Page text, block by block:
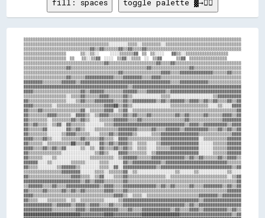
fill: spaces toggle palette ▓→✊🏽
▒▒▒▒▒▒▒▒▒▒▒▒▒▒▒▒▒▒▒▒▒▒▒▒▒▒▒▒▒▒▒▒▒▒▒▒▒▒▒▒▒▒▒▒▒▒▒▒▒▒▒▒▒▒▒▒▒▒▒▒▒▒▒▒▒▒▒▒▒▒▒▒▒▒▒▒▒▒▒▒▒▒▒▒▒▒▒▒▒▒▒▒
▒▒▒▒▒▒▒▒▒▒▒▒▒▒▒▒▒▒▒▒▒▒▒▒▒▒▒▒▒▒▒▒▒▒▒▒░░░░░░░░▒▒▒▒░░▒▒▒▒▒▒▒▒░░▒▒▒▒▒▒▒▒▒▒▒▒▒▒▒▒▒▒▒▒▒▒▒▒▒▒▒▒▒▒▒▒
▒▒▒▒▒▒▒▒▒▒▒▒▒▒▒▒▒▒▒▒▒▒▒▒▒▒▒▒▓▓▒▒▓▓▒▒▒▒▒▒▓▓▒▒▓▓▒▒▒▒▓▓▒▒▒▒▒▒▒▒▒▒▒▒▒▒▒▒▒▒▒▒▒▒▒▒▒▒▒▒▒▒▒▒▒▒▒▒▒▒▒▒
▒▒▒▒▒▒▒▒▒▒▒▒▒▒▒▒▒▒        ▒▒░░▒▒░░      ░░░░▒▒▒▒▒▒▓▓  ▒▒  ▒▒░░░░    ▓▓▒▒░░▒▒▒▒▒▒▒▒▒▒▒▒▒▒▒▒▒▒
▒▒▒▒▒▒▒▒▒▒▒▒▒▒▒▒▒▒  ▒▒    ▒▒░░▒▒▓▓  ░░░░  ▒▒▓▓░░▒▒▒▒  ░░  ▒▒▓▓        ▒▒▓▓  ▒▒▒▒▒▒▒▒▒▒▒▒▒▒▒▒
▒▒▒▒▒▒▒▒▒▒▒▒▒▒▒▒▒▒▒▒▒▒▒▒▒▒▒▒▒▒▒▒▒▒▓▓▒▒▒▒▒▒▒▒▒▒▒▒▒▒▒▒▒▒▒▒▓▓▒▒▒▒▓▓▒▒▒▒▒▒▒▒▒▒▒▒▒▒▒▒▒▒▒▒▒▒▒▒▒▒▒▒
▒▒▒▒▒▒▒▒▒▒▒▒▒▒▒▒▒▒▓▓▒▒▒▒▒▒▒▒▒▒▒▒▒▒▒▒▒▒▒▒▒▒▒▒▒▒▒▒▒▒▒▒▓▓▒▒▒▒▒▒▒▒▒▒▒▒▒▒▒▒▓▓▒▒▒▒▒▒▒▒▒▒▒▒▒▒▒▒▒▒▒▒
▒▒▒▒▒▒▒▒▒▒▒▒▒▒▒▒▒▒▒▒▒▒▒▒▒▒▒▒▒▒▒▒▒▒▒▒▒▒▒▒▓▓▒▒▒▒▒▒▒▒▒▒▒▒▒▒▒▒▓▓▓▓▒▒▒▒▓▓▓▓▓▓▓▓▓▓▓▓▓▓▒▒▒▒▒▒▓▓▒▒▒▒
▒▒▒▒▒▒▒▒▒▒▒▒▒▒▒▒▒▒▓▓▒▒▒▒▒▒▓▓▓▓▓▓▓▓▓▓▓▓▒▒▒▒▓▓▓▓▓▓▓▓▒▒▒▒▓▓▓▓▒▒▒▒▒▒▒▒▒▒▒▒▒▒▒▒▒▒▒▒▒▒▒▒▒▒▒▒▒▒▒▒▒▒
▓▓▓▓▓▓▓▓▒▒▒▒▒▒▒▒▓▓▓▓▓▓▒▒▓▓▓▓▓▓▓▓▓▓▓▓▓▓▓▓▓▓▓▓▓▓▓▓▓▓▓▓▓▓▓▓▓▓▓▓▓▓▒▒▒▒▓▓▓▓▓▓▓▓▓▓▓▓▒▒▒▒▒▒▒▒▒▒▒▒▒▒
▓▓▓▓▓▓▓▓▓▓▓▓▓▓▓▓▓▓▓▓▓▓▓▓▓▓▓▓▓▓▓▓▓▓▓▓▓▓▓▓▓▓▓▓▒▒▓▓▓▓▓▓▓▓▓▓▓▓▓▓▓▓▓▓▓▓▓▓▓▓▓▓▓▓▓▓▓▓▓▓▓▓▓▓▓▓▓▓▓▓▓▓
▓▓▓▓▒▒▒▒▒▒▒▒▒▒▒▒▒▒▒▒▒▒▒▒▓▓▒▒▓▓▓▓▓▓▒▒▒▒▒▒▒▒▓▓▓▓▓▓▒▒▒▒▓▓▓▓▓▓▓▓▒▒▓▓▓▓▓▓▓▓▓▓▓▓▓▓▓▓▓▓▓▓▓▓▓▓▓▓▓▓▓▓
▒▒▒▒▒▒▒▒▒▒▒▒▒▒▒▒▒▒░░▒▒▒▒▓▓▒▒▒▒▒▒▓▓▓▓▒▒▒▒▒▒▓▓▒▒░░░░░░░░░░░░▒▒▒▒░░░░░░░░░░░░░░░░░░▒▒▓▓▓▓▓▓▓▓▓▓
▓▓▒▒▒▒▒▒▒▒▒▒▒▒▒▒▒▒░░░░▒▒▓▓▒▒▒▒▓▓▓▓▓▓▓▓▒▒▒▒▓▓▒▒▓▓▓▓▓▓▓▓▓▓▒▒▓▓▒▒▓▓▓▓▓▓▒▒▓▓▓▓▒▒▓▓▒▒▓▓▒▒▒▒▓▓▒▒▓▓
▓▓▓▓▒▒▒▒▒▒▒▒░░▒▒▒▒▒▒▒▒▒▒▒▒▒▒▒▒▒▒▒▒▓▓▓▓██▒▒▓▓▒▒░░░░░░░░░░░░░░░░▒▒▒▒▒▒▒▒▒▒▒▒▒▒▒▒░░░░▒▒░░░░▓▓▓▓
▓▓▒▒▒▒▓▓▒▒▒▒▒▒▒▒▒▒▒▒▒▒▒▒▓▓░░▒▒▒▒▒▒▓▓▓▓░░▒▒▓▓░░▒▒▒▒▒▒▒▒▒▒▒▒▒▒▒▒▒▒▒▒▒▒▒▒▒▒▒▒▒▒▒▒▒▒▒▒▒▒▒▒▒▒▒▒▓▓
▓▓▒▒▒▒▒▒▒▒▓▓▓▓▒▒▒▒▒▒░░▓▓▓▓▒▒░░▒▒▓▓▓▓▒▒▒▒▒▒▓▓▒▒▓▓▒▒▒▒▓▓▒▒▒▒▒▒▒▒▒▒▓▓▒▒▓▓▒▒▒▒▒▒▓▓▒▒▒▒▒▒▓▓▓▓▒▒▓▓
▓▓▒▒▒▒▒▒▒▒░░▒▒▒▒▒▒▒▒▓▓▒▒▓▓▒▒░░░░▒▒▒▒▒▒▓▓▓▓▓▓▒▒▒▒▓▓▒▒▒▒▒▒▒▒▒▒▒▒▒▒▒▒▒▒▓▓▒▒▒▒▒▒▒▒▒▒▒▒▒▒▓▓▓▓▓▓▓▓
▓▓▒▒▓▓▒▒▒▒░░▒▒▓▓░░▓▓▒▒▒▒▒▒░░░░░░░░▒▒▒▒▓▓▓▓▓▓▓▓▓▓▓▓▓▓▓▓▓▓▓▓▓▓▓▓▓▓▓▓▓▓▒▒▓▓▓▓▒▒▓▓▓▓▓▓▓▓▓▓▒▒▓▓▓▓
▓▓▒▒▒▒▒▒▓▓░░░░░░░░▓▓▒▒▓▓▒▒░░░░▒▒▒▒▒▒▒▒▒▒▓▓▓▓▓▓▓▓▒▒▒▒▒▒▓▓▒▒▒▒▓▓▓▓▓▓▒▒▓▓▓▓▓▓▓▓▓▓▒▒▒▒▓▓▒▒▓▓▒▒▓▓
▓▓▒▒▒▒▒▒▒▒░░░░░░▒▒▓▓▓▓▒▒▒▒▒▒░░░░▒▒▒▒▓▓▒▒▓▓▓▓▓▓▒▒░░░░░░▒▒▒▒▓▓▓▓▓▓▓▓▓▓▓▓▓▓▓▓▒▒▒▒▒▒▒▒▒▒▒▒▒▒▓▓▓▓
▓▓▓▓▒▒▒▒▓▓▒▒░░░░▒▒▒▒▒▒▒▒▓▓▒▒▒▒▒▒▓▓▒▒▒▒░░▓▓▓▓▒▒▒▒▒▒▒▒▒▒▒▒▒▒▓▓▓▓▓▓▓▓▓▓▓▓▓▓▓▓░░▒▒▒▒▒▒▒▒▒▒▓▓▓▓▓▓
▓▓▒▒▒▒▒▒░░▒▒▒▒▒▒▒▒▒▒██▒▒▒▒▓▓░░░░▓▓▒▒▓▓▒▒▓▓▓▓▒▒░░▒▒▒▒░░░░▒▒▓▓▓▓▓▓▓▓▓▓▓▓▓▓▓▓░░░░░░▒▒▒▒▒▒▓▓▓▓▓▓
▓▓▓▓▒▒▒▒▓▓▒▒▓▓▒▒▓▓░░░░░░▒▒░░▒▒░░▓▓▒▒▒▒▓▓▒▒▓▓▒▒░░▒▒▒▒░░░░▒▒▒▒▒▒▓▓▓▓▓▓▓▓▓▓▓▓░░░░░░▒▒▒▒▒▒▓▓▓▓▓▓
▓▓▒▒▒▒▒▒▒▒▒▒▒▒▒▒░░░░░░░░░░░░░░▒▒▓▓▒▒░░░░▓▓▓▓▒▒▒▒▒▒▒▒░░▒▒▓▓▓▓▓▓▓▓▓▓▓▓▓▓▓▓▓▓░░░░░░▒▒▒▒▒▒▓▓▓▓▓▓
▓▓▒▒▒▒▒▒░░░░▒▒░░░░░░░░░░░░░░▒▒▒▒▒▒▒▒▒▒░░▒▒▓▓▓▓▓▓▒▒▒▒▒▒▓▓▓▓▓▓▓▓▓▓▓▓▓▓▒▒▓▓▒▒▓▓▒▒▒▒▒▒▓▓▒▒▓▓▓▓▒▒
▓▓▓▓▓▓░░░░▒▒░░░░░░░░▒▒▒▒▒▒░░░░░░▒▒▒▒░░░░░░▓▓▒▒▓▓▓▓▓▓▓▓▓▓▓▓▒▒▓▓▓▓▓▓▓▓▓▓▓▓▓▓▓▓▓▓▓▓▓▓▓▓▓▓▒▒▒▒▒▒
▓▓▒▒▒▒░░░░░░░░▒▒▓▓▓▓▓▓▒▒░░░░░░░░▒▒▒▒░░▓▓░░▓▓▓▓▓▓▓▓▓▓▓▓▓▓▒▒▓▓▓▓▓▓▓▓▓▓▓▓▓▓▓▓▓▓▓▓▓▓▓▓▓▓▓▓▓▓▒▒▓▓
▒▒▒▒▒▒▒▒▒▒▒▒▒▒▒▒▓▓▓▓▓▓▓▓░░░░░░▒▒▒▒░░▒▒▒▒▒▒▓▓░░▒▒░░░░░░░░░░░░░░░░▒▒░░░░░░▒▒░░░░░░░░░░░░▒▒░░░░
▓▓▒▒▒▒▒▒▒▒▒▒▒▒▒▒▒▒▒▒▓▓▓▓▒▒▒▒░░▒▒▓▓░░░░▒▒▒▒▓▓▒▒▒▒▒▒▒▒▒▒▒▒▒▒▒▒░░▒▒▒▒▒▒▒▒▒▒▒▒▒▒▒▒▒▒▒▒▒▒▒▒░░▒▒▓▓
▓▓▓▓▓▓▓▓▓▓▓▓▓▓▓▓▓▓▓▓▓▓▓▓▒▒▓▓▒▒▓▓▓▓▒▒▒▒▒▒▒▒▓▓▒▒▒▒▒▒▒▒▒▒▒▒▒▒▒▒▒▒▒▒▒▒▒▒▒▒▒▒▒▒▒▒▒▒▒▒▒▒▒▒▒▒▒▒▒▒▓▓
▒▒▓▓▓▓▓▓▒▒▒▒▓▓▒▒▒▒▓▓▓▓▓▓▓▓▓▓▓▓▓▓▒▒▓▓▓▓▒▒▒▒▓▓▓▓▓▓▓▓▓▓▓▓▓▓▒▒▓▓▒▒▓▓▒▒▒▒▒▒▓▓▒▒▒▒▓▓▓▓▓▓▓▓▒▒▓▓▒▒▓▓
▓▓▒▒▒▒▒▒▓▓▒▒▒▒▒▒▓▓▒▒▓▓▒▒▓▓▒▒▒▒▒▒▒▒▓▓▓▓▒▒▒▒▓▓▒▒▒▒▒▒▒▒▒▒▒▒▒▒▒▒▒▒▒▒▒▒▒▒▒▒▒▒▒▒▒▒▒▒▒▒▒▒▒▒▒▒▓▓▓▓▓▓
▓▓▓▓▒▒▒▒▒▒▒▒▒▒▒▒▒▒▒▒▒▒▒▒▒▒▒▒▒▒▒▒▒▒▒▒▒▒▓▓▓▓▒▒░░▒▒▒▒░░▒▒▒▒▒▒▒▒▒▒▒▒▒▒▒▒▒▒▒▒▒▒▓▓▓▓▓▓▓▓▒▒▓▓▓▓▓▓▓▓
▓▓▒▒▒▒░░░░▒▒▒▒▒▒▒▒░░▒▒░░▒▒▒▒▒▒▒▒▒▒░░░░░░▒▒▓▓▓▓▓▓▓▓▓▓▓▓▓▓▓▓▓▓▓▓▓▓▓▓▓▓▓▓▓▓▓▓▒▒▓▓▓▓▓▓▓▓▓▓▓▓▓▓▓▓
▓▓▓▓▓▓▓▓▓▓▓▓▒▒▓▓▓▓▓▓▒▒▓▓▓▓▒▒▓▓▓▓▒▒▒▒▓▓▒▒▒▒▓▓▓▓▓▓▓▓▓▓▓▓▓▓▓▓▓▓▓▓▓▓▓▓▓▓▒▒▓▓▒▒▓▓▓▓▓▓▓▓▓▓▓▓▓▓▓▓▓▓
▓▓▓▓▓▓▓▓▓▓▓▓▒▒▒▒▒▒▒▒▒▒▓▓▓▓▒▒▓▓▓▓▓▓▓▓▓▓▓▓▒▒▒▒▓▓▒▒▒▒▓▓▓▓▓▓▓▓▓▓▓▓▒▒▓▓▒▒▒▒▓▓▓▓▒▒▓▓▓▓▓▓▓▓▓▓▒▒▓▓▒▒
████████████████████████▓▓▓▓▓▓▓▓▓▓████▓▓▓▓▓▓▓▓▓▓▓▓████████████████▓▓▓▓▓▓▓▓▓▓▓▓▓▓▓▓▓▓▓▓▓▓▒▒▓▓